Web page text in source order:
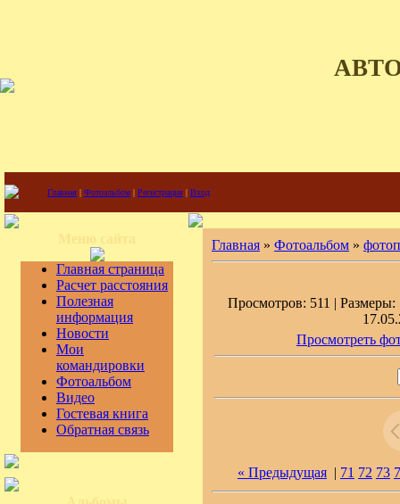
Главная | Фотоальбом | Регистрация | Вход
Главная страница
Расчет расстояния
Полезная
информация
Новости
Мои
командировки
Фотоальбом
Видео
Гостевая книга
Обратная связь
Главная » Фотоальбом »
Просмотров: 511 |
Просмотреть
« Предыдущая | 71 72 73